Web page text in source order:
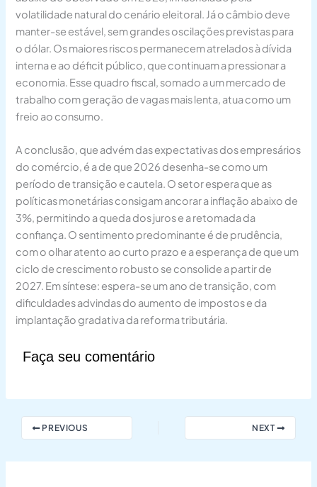
volatilidade natural do cenário eleitoral. Já o câmbio deve
manter-se estável, sem grandes oscilações previstas para
o dólar. Os maiores riscos permanecem atrelados à dívida
interna e ao déficit público, que continuam a pressionar a
economia. Esse quadro fiscal, somado a um mercado de
trabalho com geração de vagas mais lenta, atua como um
freio ao consumo.
A conclusão, que advém das expectativas dos empresários
do comércio, é a de que 2026 desenha-se como um
período de transição e cautela. O setor espera que as
políticas monetárias consigam ancorar a inflação abaixo de
3%, permitindo a queda dos juros e a retomada da
confiança. O sentimento predominante é de prudência,
com o olhar atento ao curto prazo e a esperança de que um
ciclo de crescimento robusto se consolide a partir de
2027. Em síntese: espera-se um ano de transição, com
dificuldades advindas do aumento de impostos e da
implantação gradativa da reforma tributária.
Faça seu comentário
PREVIOUS NEXT